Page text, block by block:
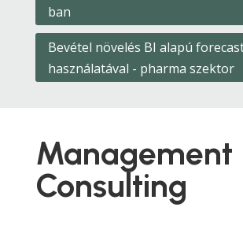
ban
Bevétel növelés BI alapú
használatával - pharma szektor
Management
Consulting